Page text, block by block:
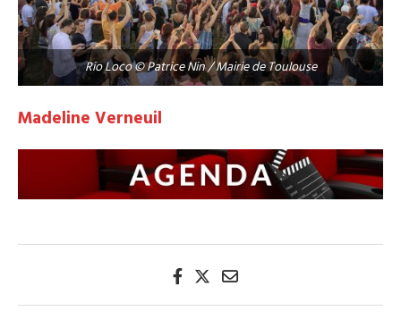
Rio Loco © Patrice Nin / Mairie de Toulouse
Madeline Verneuil